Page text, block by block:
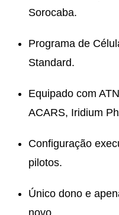
Sorocaba.
Programa de
Standard.
Equipado com
ACARS, Iridium
Configuração
pilotos.
Único dono e
novo.